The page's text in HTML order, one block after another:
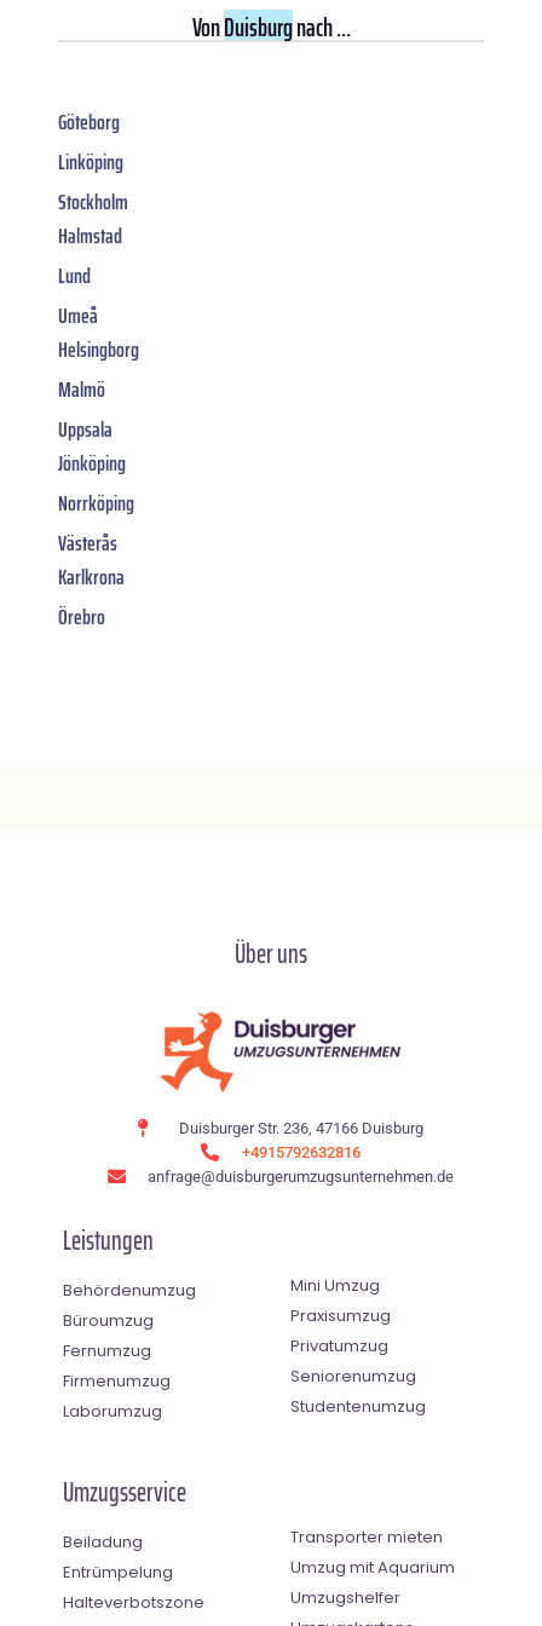
VonDuisburgnach ...
Göteborg
Linköping
Stockholm
Halmstad
Lund
Umeå
Helsingborg
Malmö
Uppsala
Jönköping
Norrköping
Västerås
Karlkrona
Örebro
Über uns
Duisburger Str. 236, 47166 Duisburg
+4915792632816
anfrage@duisburgerumzugsunternehmen.de
Leistungen
Behördenumzug
Büroumzug
Fernumzug
Firmenumzug
Laborumzug
Mini Umzug
Praxisumzug
Privatumzug
Seniorenumzug
Studentenumzug
Umzugsservice
Beiladung
Entrümpelung
Halteverbotszone
Transporter mieten
Umzug mit Aquarium
Umzugshelfer